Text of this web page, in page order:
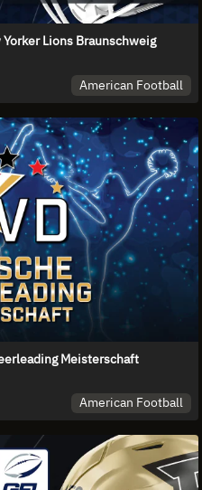
Lions Braunschweig
American Football
Meisterschaft
American Football